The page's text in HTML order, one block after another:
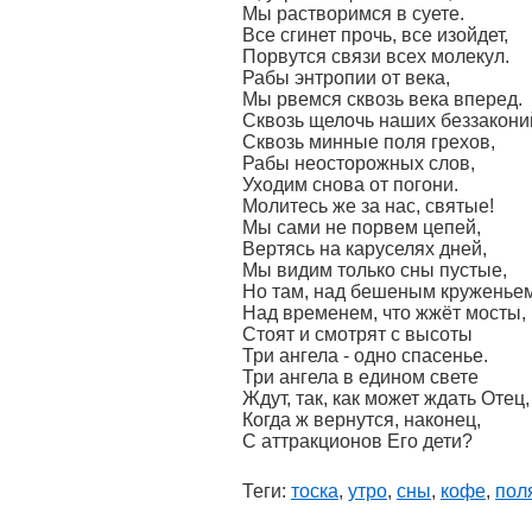
Мы растворимся в суете.
Все сгинет прочь, все изойдет,
Порвутся связи всех молекул.
Рабы энтропии от века,
Мы рвемся сквозь века вперед.
Сквозь щелочь наших
Сквозь минные поля грехов,
Рабы неосторожных слов,
Уходим снова от погони.
Молитесь же за нас, святые!
Мы сами не порвем цепей,
Вертясь на каруселях дней,
Мы видим только сны пустые,
Но там, над бешеным
Над временем, что жжёт мосты,
Стоят и смотрят с высоты
Три ангела - одно спасенье.
Три ангела в едином свете
Ждут, так, как может ждать Отец,
Когда ж вернутся, наконец,
С аттракционов Его дети?
Теги: тоска, утро, сны, кофе,